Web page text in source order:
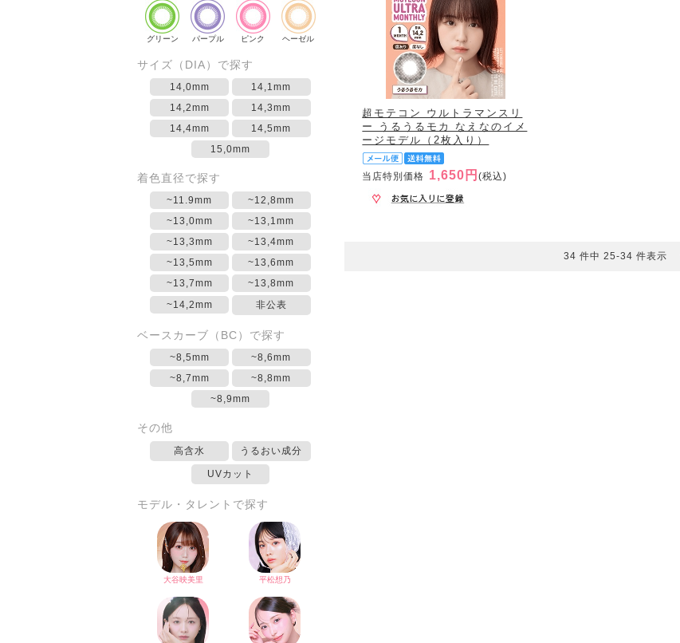
グリーン パープル ピンク ヘーゼル
サイズ（DIA）で探す
14,0mm
14,1mm
14,2mm
14,3mm
14,4mm
14,5mm
15,0mm
着色直径で探す
~11.9mm
~12,8mm
~13,0mm
~13,1mm
~13,3mm
~13,4mm
~13,5mm
~13,6mm
~13,7mm
~13,8mm
~14,2mm
非公表
ベースカーブ（BC）で探す
~8,5mm
~8,6mm
~8,7mm
~8,8mm
~8,9mm
その他
高含水 うるおい成分
UVカット
モデル・タレントで探す
超モテコン ウルトラマンスリ
ー うるうるモカ なえなのイメ
ージモデル（2枚入り）
当店特別価格 1,650円(税込)
34 件中 25-34 件表示